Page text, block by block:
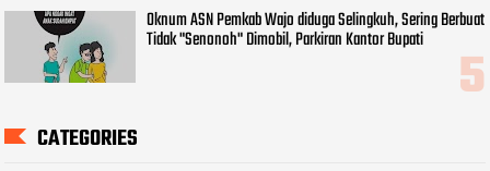
Oknum ASN Pemkab Wajo diduga Selingkuh, Sering Berbuat
Tidak "Senonoh" Dimobil, Parkiran Kantor Bupati
CATEGORIES